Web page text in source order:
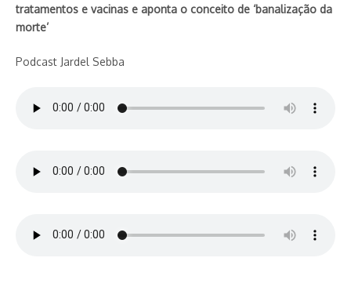
tratamentos e vacinas e aponta o conceito de ‘banalização da
morte’
Podcast Jardel Sebba